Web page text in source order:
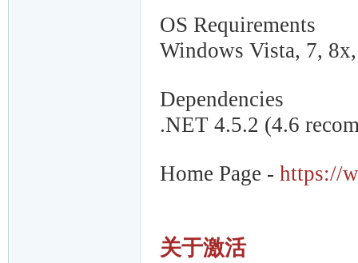
OS Requirements
Windows Vista, 7,
Dependencies
.NET 4.5.2 (4.6
Home Page - https://
关于激活